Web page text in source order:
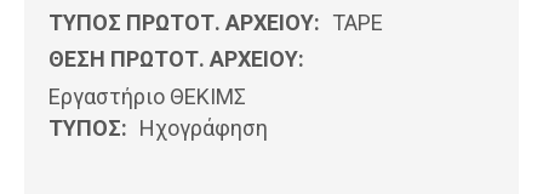
ΤΥΠΟΣ ΠΡΩΤΟΤ. ΑΡΧΕΙΟΥ: ΤΑΡΕ
ΘΕΣΗ ΠΡΩΤΟΤ. ΑΡΧΕΙΟΥ:
Εργαστήριο ΘΕΚΙΜΣ
ΤΥΠΟΣ: Ηχογράφηση